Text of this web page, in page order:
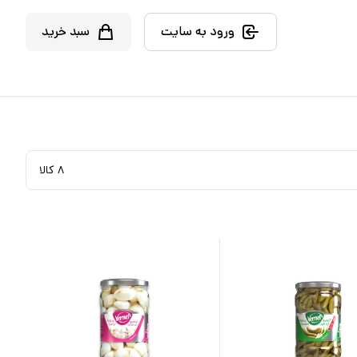
ورود به سایت سبد خرید
۸ کالا